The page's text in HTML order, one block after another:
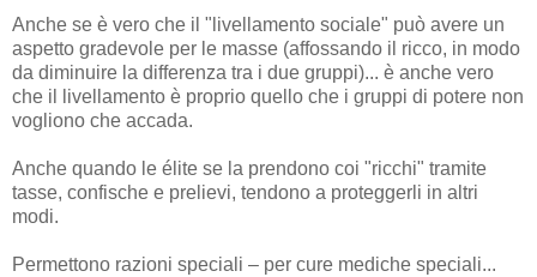
Anche se è vero che il "livellamento sociale" può avere un
aspetto gradevole per le masse (affossando il ricco, in modo
da diminuire la differenza tra i due gruppi)... è anche vero
che il livellamento è proprio quello che i gruppi di potere non
vogliono che accada.
Anche quando le élite se la prendono coi "ricchi" tramite
tasse, confische e prelievi, tendono a proteggerli in altri
modi.
Permettono razioni speciali – per cure mediche speciali...